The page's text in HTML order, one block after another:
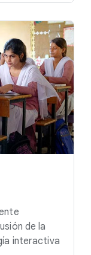
de la
interactiva